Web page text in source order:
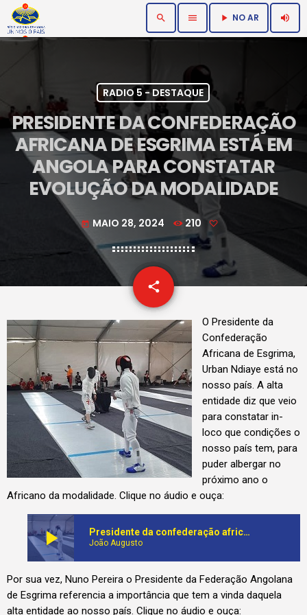
search menu play_arrow NO AR volume_up
RADIO 5 - DESTAQUE
PRESIDENTE DA CONFEDERAÇÃO
AFRICANA DE ESGRIMA ESTÁ EM
ANGOLA PARA CONSTATAR
EVOLUÇÃO DA MODALIDADE
today MAIO 28, 2024 210
share
email
O Presidente da
Confederação
Africana de Esgrima,
Urban Ndiaye está no
nosso país. A alta
entidade diz que veio
para constatar in-
loco que condições o
nosso país tem, para
puder albergar no
próximo ano o
Africano da modalidade. Clique no áudio e ouça:
play_arrow Presidente da confederação africana de esgrima está em Angola para constatar evolução da modalidade
João Augusto
Por sua vez, Nuno Pereira o Presidente da Federação Angolana
de Esgrima referencia a importância que tem a vinda daquela
alta entidade ao nosso país. Clique no áudio e ouça: